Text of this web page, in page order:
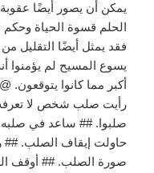
يمكن أن يصور أيضًا
الحلم قسوة الحياة وحكم
فقد يمثل أيضًا التقليل
يسوع المسيح لم يؤمنوا
أكبر مما كانوا
رأيت صلب شخص لا
صلبوا. ## ساعد في
حاولت إيقاف الصلب.
صورة الصلب. ## أوقف